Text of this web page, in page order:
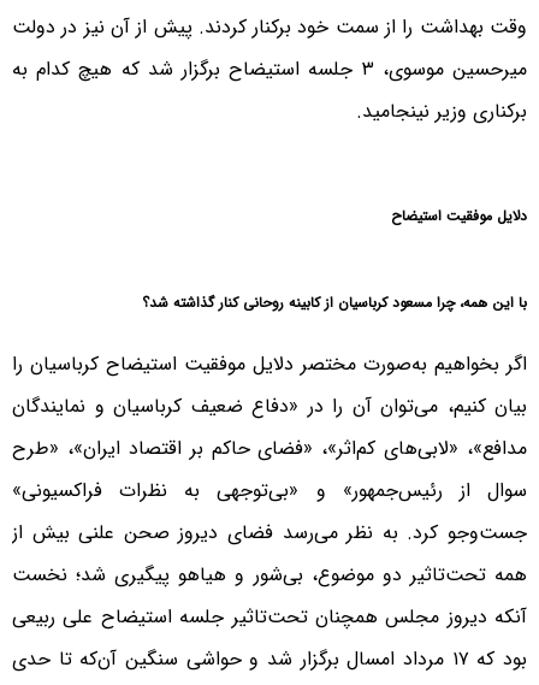
وقت بهداشت را از سمت خود برکنار کردند. پیش از آن نیز در دولت
میرحسین موسوی، ۳ جلسه استیضاح برگزار شد که هیچ کدام به
برکناری وزیر نینجامید.
دلایل موفقیت استیضاح
با این همه، چرا مسعود کرباسیان از کابینه روحانی کنار گذاشته شد؟
اگر بخواهیم به‌صورت مختصر دلایل موفقیت استیضاح کرباسیان را
بیان کنیم، می‌توان آن را در «دفاع ضعیف کرباسیان و نمایندگان
مدافع»، «لابی‌های کم‌اثر»، «فضای حاکم بر اقتصاد ایران»، «طرح
سوال از رئیس‌جمهور» و «بی‌توجهی به نظرات فراکسیونی»
جست‌وجو کرد. به نظر می‌رسد فضای دیروز صحن علنی بیش از
همه تحت‌تاثیر دو موضوع، بی‌شور و هیاهو پیگیری شد؛ نخست
آنکه دیروز مجلس همچنان تحت‌تاثیر جلسه استیضاح علی ربیعی
بود که ۱۷ مرداد امسال برگزار شد و حواشی سنگین آن‌که تا حدی